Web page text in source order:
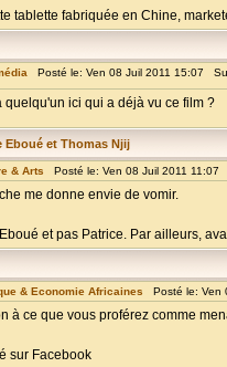
tablette fabriquée en Chine,
Posté le: Ven 08 Juil 2011 15:07
quelqu'un ici qui a déjà vu ce film ?
Eboué et Thomas Njij
& Arts Posté le: Ven 08 Juil 2011
me donne envie de vomir.
et pas Patrice. Par ailleurs,
& Economie Africaines Posté le: Ven
à ce que vous proférez comme
sur Facebook